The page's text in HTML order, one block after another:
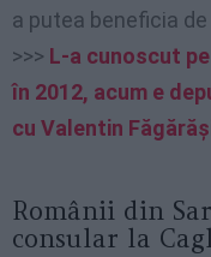
a putea beneficia
>>> L-a cunoscut
în 2012, acum e
cu Valentin
Românii din
consular la